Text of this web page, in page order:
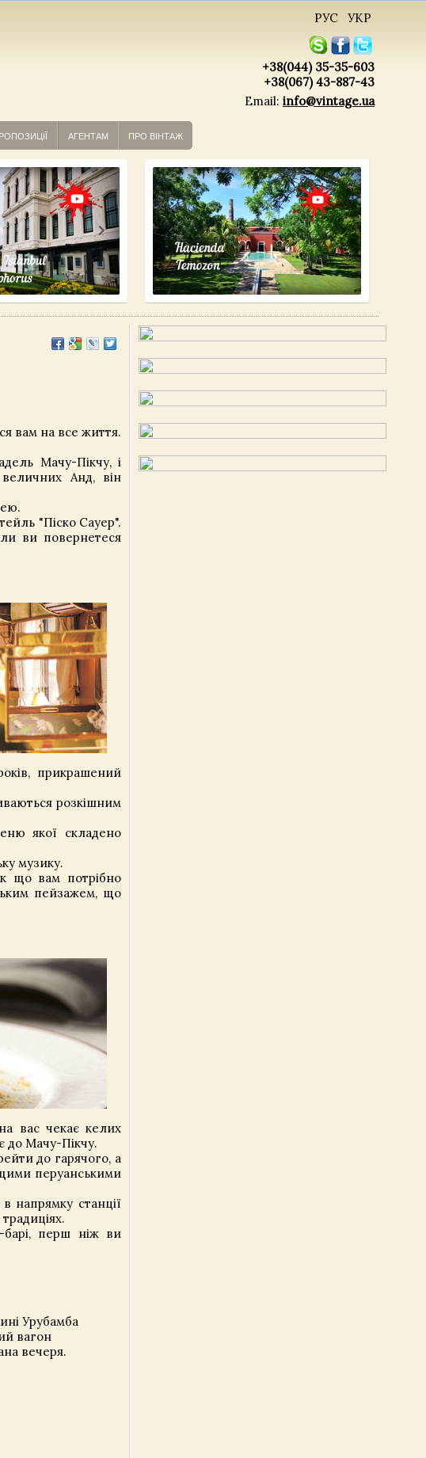
РУС УКР
+38(044) 35-35-603
+38(067) 43-887-43
Email: info@vintage.ua
АГЕНТАМ ПРО ВІНТАЖ
вам на все життя.
Мачу-Пікчу, і
Анд, він
"Піско Сауер".
ви повернетеся
прикрашений
розкішним
якої складено
музику.
що вам потрібно
пейзажем, що
вас чекає келих
до Мачу-Пікчу.
до гарячого, а
перуанськими
напрямку станції
барі, перш ніж ви
Урубамба
вагон
вечеря.